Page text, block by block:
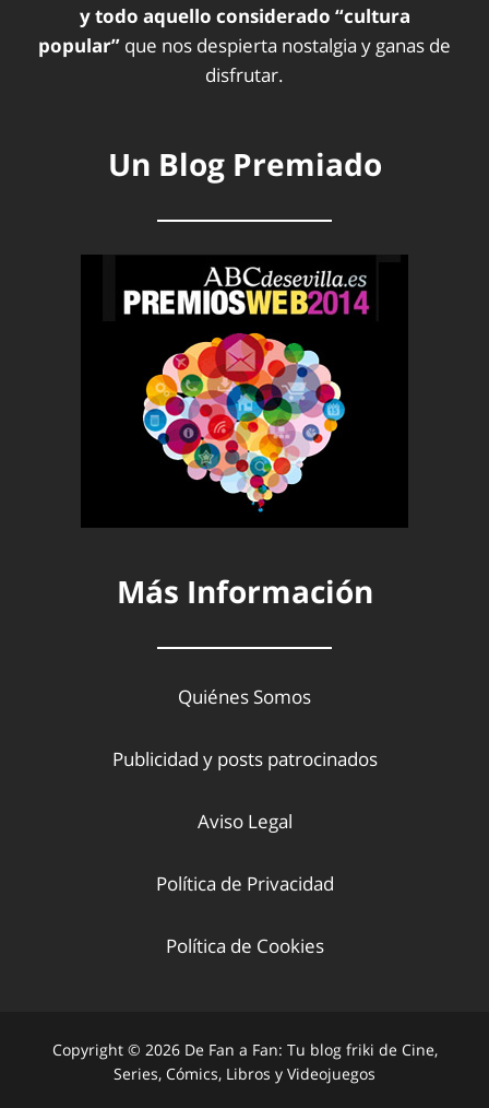
y todo aquello considerado “cultura
popular” que nos despierta nostalgia y ganas de
disfrutar.
Un Blog Premiado
Más Información
Quiénes Somos
Publicidad y posts patrocinados
Aviso Legal
Política de Privacidad
Política de Cookies
Copyright © 2026 De Fan a Fan: Tu blog friki de Cine,
Series, Cómics, Libros y Videojuegos